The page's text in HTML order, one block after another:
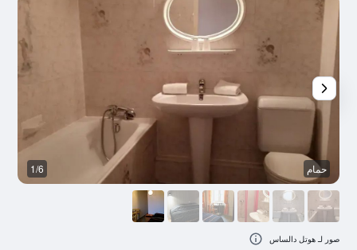
حمام 1/6
صور لـ هوتل دالساس